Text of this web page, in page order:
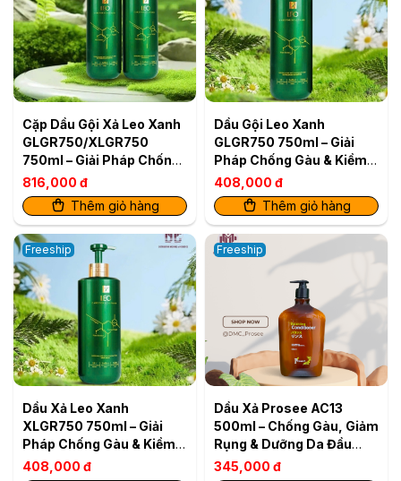
Cặp Dầu Gội Xả Leo Xanh
GLGR750/XLGR750
750ml – Giải Pháp Chống
Gàu & Kiềm Dầu Hiệu Quả
816,000 đ
Thêm giỏ hàng
Dầu Gội Leo Xanh
GLGR750 750ml – Giải
Pháp Chống Gàu & Kiềm
Dầu Hiệu Quả
408,000 đ
Thêm giỏ hàng
Freeship
Dầu Xả Leo Xanh
XLGR750 750ml – Giải
Pháp Chống Gàu & Kiềm
Dầu Hiệu Quả
408,000 đ
Freeship
Dầu Xả Prosee AC13
500ml – Chống Gàu, Giảm
Rụng & Dưỡng Da Đầu
Khỏe
345,000 đ